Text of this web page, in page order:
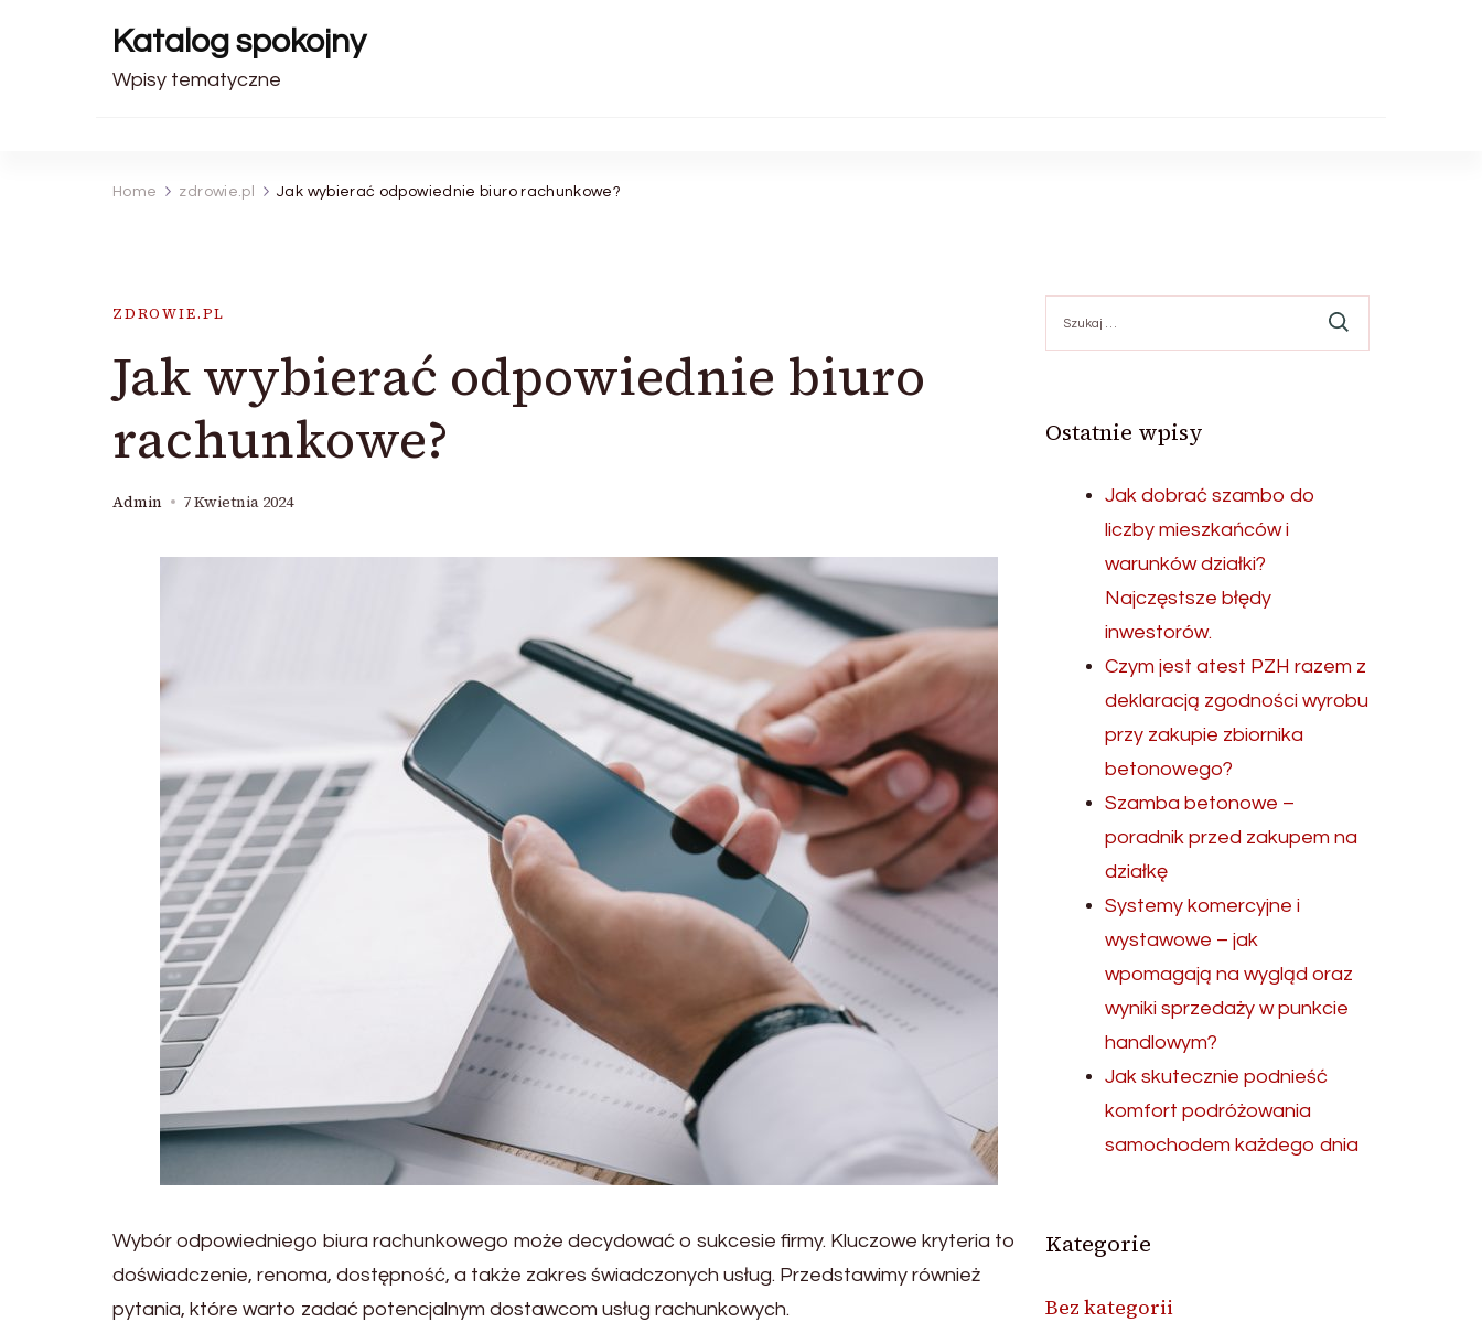
Katalog spokojny
Wpisy tematyczne
Home zdrowie.pl Jak wybierać odpowiednie biuro rachunkowe?
ZDROWIE.PL
Jak wybierać odpowiednie biuro
rachunkowe?
Admin 7 Kwietnia 2024
Wybór odpowiedniego biura rachunkowego może decydować o sukcesie firmy. Kluczowe kryteria to
doświadczenie, renoma, dostępność, a także zakres świadczonych usług. Przedstawimy również
pytania, które warto zadać potencjalnym dostawcom usług rachunkowych.
Ostatnie wpisy
Jak dobrać szambo do
liczby mieszkańców i
warunków działki?
Najczęstsze błędy
inwestorów.
Czym jest atest PZH razem z
deklaracją zgodności wyrobu
przy zakupie zbiornika
betonowego?
Szamba betonowe –
poradnik przed zakupem na
działkę
Systemy komercyjne i
wystawowe – jak
wpomagają na wygląd oraz
wyniki sprzedaży w punkcie
handlowym?
Jak skutecznie podnieść
komfort podróżowania
samochodem każdego dnia
Kategorie
Bez kategorii